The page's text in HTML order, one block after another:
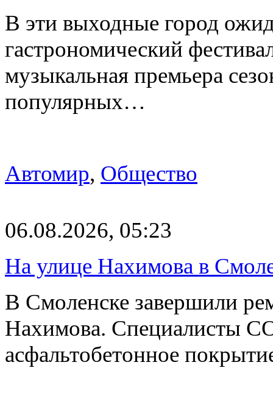
В эти выходные город
гастрономический
музыкальная премьера
популярных…
Автомир, Общество
06.08.2026, 05:23
На улице Нахимова в
В Смоленске завершили
Нахимова. Специалисты
асфальтобетонное